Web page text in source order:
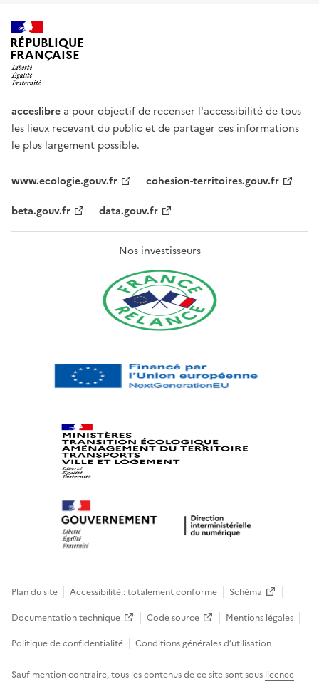
RÉPUBLIQUE
FRANÇAISE
acceslibre a pour objectif de recenser l'accessibilité de tous
les lieux recevant du public et de partager ces informations
le plus largement possible.
www.ecologie.gouv.fr
cohesion-territoires.gouv.fr
beta.gouv.fr
data.gouv.fr
Nos investisseurs
Plan du site Accessibilité : totalement conforme
Schéma
Documentation technique
Code source
Mentions légales
Politique de confidentialité
Conditions générales d’utilisation
Sauf mention contraire, tous les contenus de ce site sont sous licence